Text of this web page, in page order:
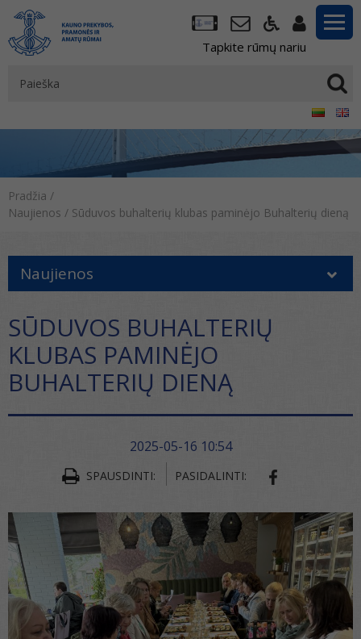
Tapkite rūmų nariu
Pradžia /
Naujienos / Sūduvos buhalterių klubas paminėjo Buhalterių dieną
Naujienos
SŪDUVOS BUHALTERIŲ
KLUBAS PAMINĖJO
BUHALTERIŲ DIENĄ
2025-05-16 10:54
SPAUSDINTI: PASIDALINTI: